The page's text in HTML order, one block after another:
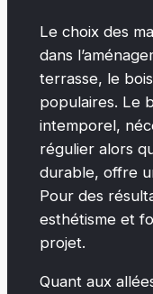
Le choix des
dans
terrasse, le
populaires. Le
intemporel,
régulier alors
durable, offre
Pour des
esthétisme et
projet.
Quant aux